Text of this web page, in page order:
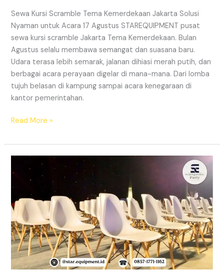
Sewa Kursi Scramble Tema Kemerdekaan Jakarta Solusi
Nyaman untuk Acara 17 Agustus STAREQUIPMENT pusat
sewa kursi scramble Jakarta Tema Kemerdekaan. Bulan
Agustus selalu membawa semangat dan suasana baru.
Udara terasa lebih semarak, jalanan dihiasi merah putih, dan
berbagai acara perayaan digelar di mana-mana. Dari lomba
tujuh belasan di kampung sampai acara kenegaraan di
kantor pemerintahan.
SEWA
SCRAMBLE
JAKARTA
TEMA
KEMERDEKAAN
Read More »